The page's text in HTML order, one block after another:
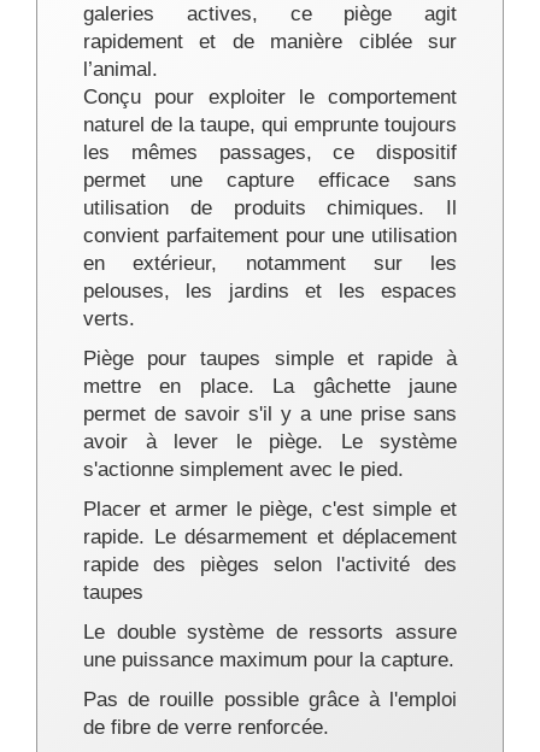
galeries actives, ce piège agit
rapidement et de manière ciblée sur
l’animal.
Conçu pour exploiter le comportement
naturel de la taupe, qui emprunte toujours
les mêmes passages, ce dispositif
permet une capture efficace sans
utilisation de produits chimiques. Il
convient parfaitement pour une utilisation
en extérieur, notamment sur les
pelouses, les jardins et les espaces
verts.
Piège pour taupes simple et rapide à
mettre en place. La gâchette jaune
permet de savoir s'il y a une prise sans
avoir à lever le piège. Le système
s'actionne simplement avec le pied.
Placer et armer le piège, c'est simple et
rapide. Le désarmement et déplacement
rapide des pièges selon l'activité des
taupes
Le double système de ressorts assure
une puissance maximum pour la capture.
Pas de rouille possible grâce à l'emploi
de fibre de verre renforcée.